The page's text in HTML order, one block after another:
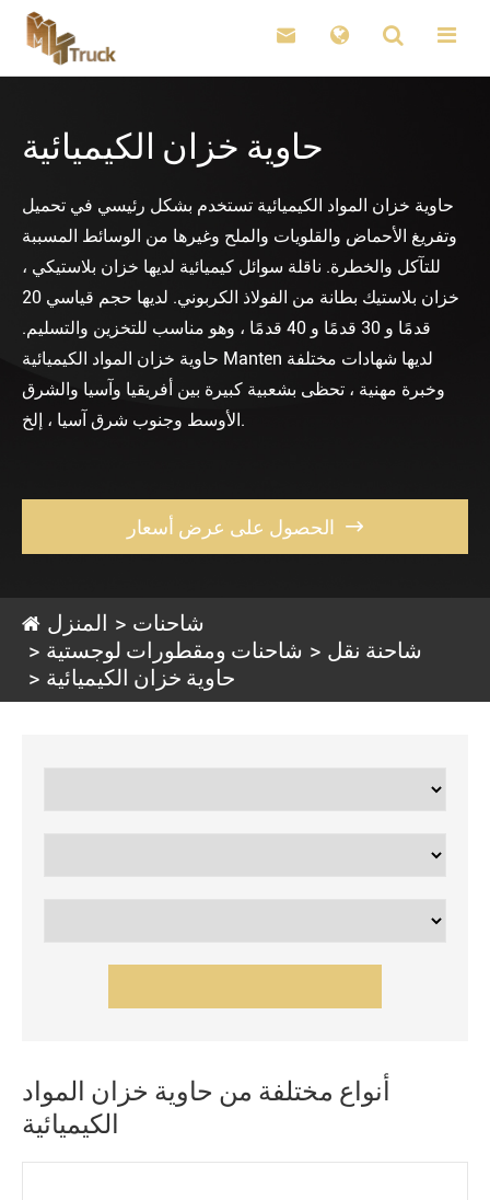

حاوية خزان الكيميائية
حاوية خزان المواد الكيميائية تستخدم بشكل رئيسي في تحميل
وتفريغ الأحماض والقلويات والملح وغيرها من الوسائط المسببة
للتآكل والخطرة. ناقلة سوائل كيميائية لديها خزان بلاستيكي ،
خزان بلاستيك بطانة من الفولاذ الكربوني. لديها حجم قياسي 20
قدمًا و 30 قدمًا و 40 قدمًا ، وهو مناسب للتخزين والتسليم.
حاوية خزان المواد الكيميائية Manten لديها شهادات مختلفة
وخبرة مهنية ، تحظى بشعبية كبيرة بين أفريقيا وآسيا والشرق
الأوسط وجنوب شرق آسيا ، إلخ.
الحصول على عرض أسعار 
المنزل
شاحنات
شاحنات ومقطورات لوجستية
شاحنة نقل
حاوية خزان الكيميائية
أنواع مختلفة من حاوية خزان المواد
الكيميائية